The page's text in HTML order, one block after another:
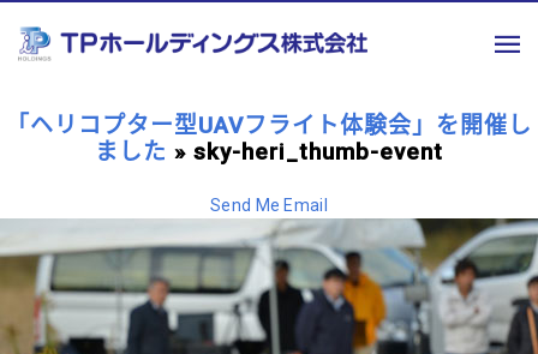
「ヘリコプター型UAVフライト体験会」を開催し
ました » sky-heri_thumb-event
Send Me Email